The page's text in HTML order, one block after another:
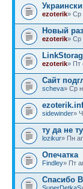
ezoterik» Ср
Новый
ezoterik» Ср
ezoterik» Пт
Сайт
sсheva» Ср
sidewinder»
ту да не
lozikur» Пн
Опечатка
Findley» Пт
Спасибо
SuperDetkaS